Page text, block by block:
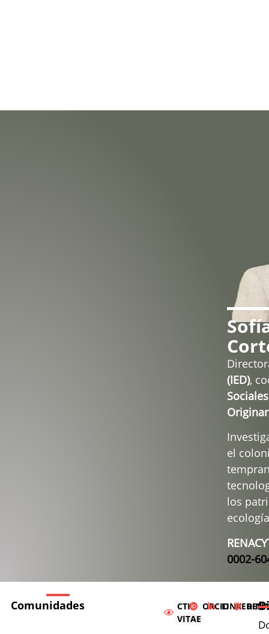
(IED),
el
los
0002-
Comunidades
CTI
VITAE
ORCIDLINKEDIN